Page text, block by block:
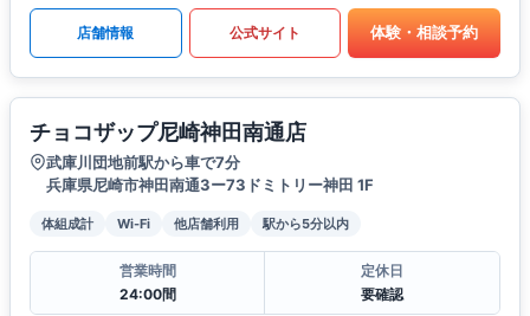
店舗情報 公式サイト 体験・相談予約
チョコザップ尼崎神田南通店
武庫川団地前駅から車で7分
兵庫県尼崎市神田南通3ー73ドミトリー神田 1F
体組成計 Wi-Fi 他店舗利用 駅から5分以内
営業時間
24:00間
定休日
要確認